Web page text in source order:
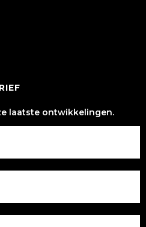
laatste ontwikkelingen.